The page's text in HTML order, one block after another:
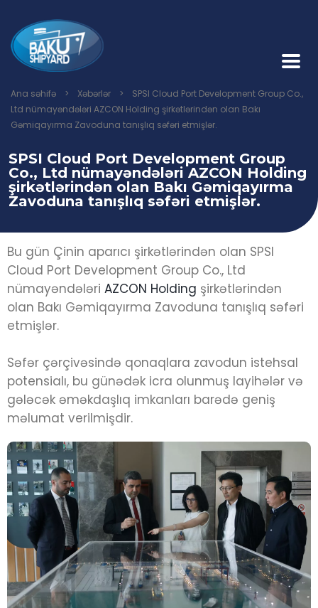
Ana səhifə > Xəbərlər >
SPSI Cloud Port Development Group Co.,
Ltd nümayəndələri AZCON Holding şirkətlərindən olan Bakı
Gəmiqayırma Zavoduna tanışlıq səfəri etmişlər.
SPSI Cloud Port Development Group
Co., Ltd nümayəndələri AZCON Holding
şirkətlərindən olan Bakı Gəmiqayırma
Zavoduna tanışlıq səfəri etmişlər.
Bu gün Çinin aparıcı şirkətlərindən olan SPSI
Cloud Port Development Group Co., Ltd
nümayəndələri AZCON Holding şirkətlərindən
olan Bakı Gəmiqayırma Zavoduna tanışlıq səfəri
etmişlər.
Səfər çərçivəsində qonaqlara zavodun istehsal
potensialı, bu günədək icra olunmuş layihələr və
gələcək əməkdaşlıq imkanları barədə geniş
məlumat verilmişdir.